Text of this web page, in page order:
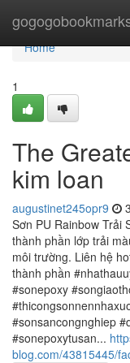
Home
Home
1
The
kim loan
augustinet245opr9
Sơn PU Rainbow Trải
thành phần lớp trải
môi trường. Liên hệ
thành phần
#sonepoxy
#sonsancongnghiep
#sonepoxytusan...
blog.com/43815445/